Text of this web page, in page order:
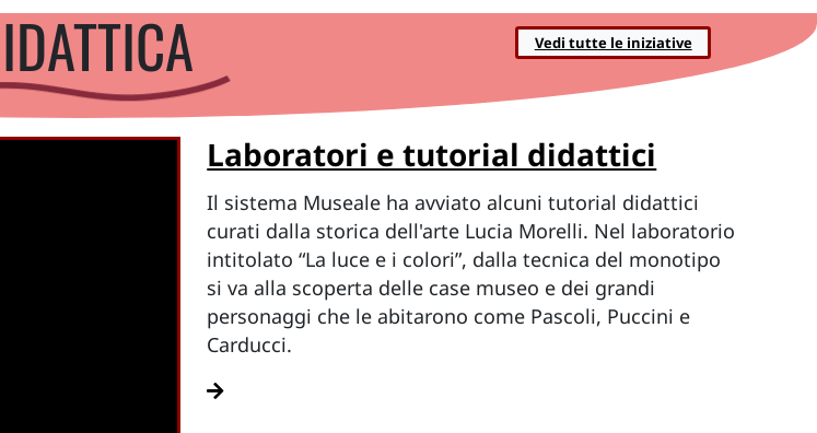
Vedi tutte le iniziative
Laboratori e tutorial didattici
Il sistema Museale ha avviato alcuni tutorial didattici
curati dalla storica dell'arte Lucia Morelli. Nel laboratorio
intitolato “La luce e i colori”, dalla tecnica del monotipo
si va alla scoperta delle case museo e dei grandi
personaggi che le abitarono come Pascoli, Puccini e
Carducci.